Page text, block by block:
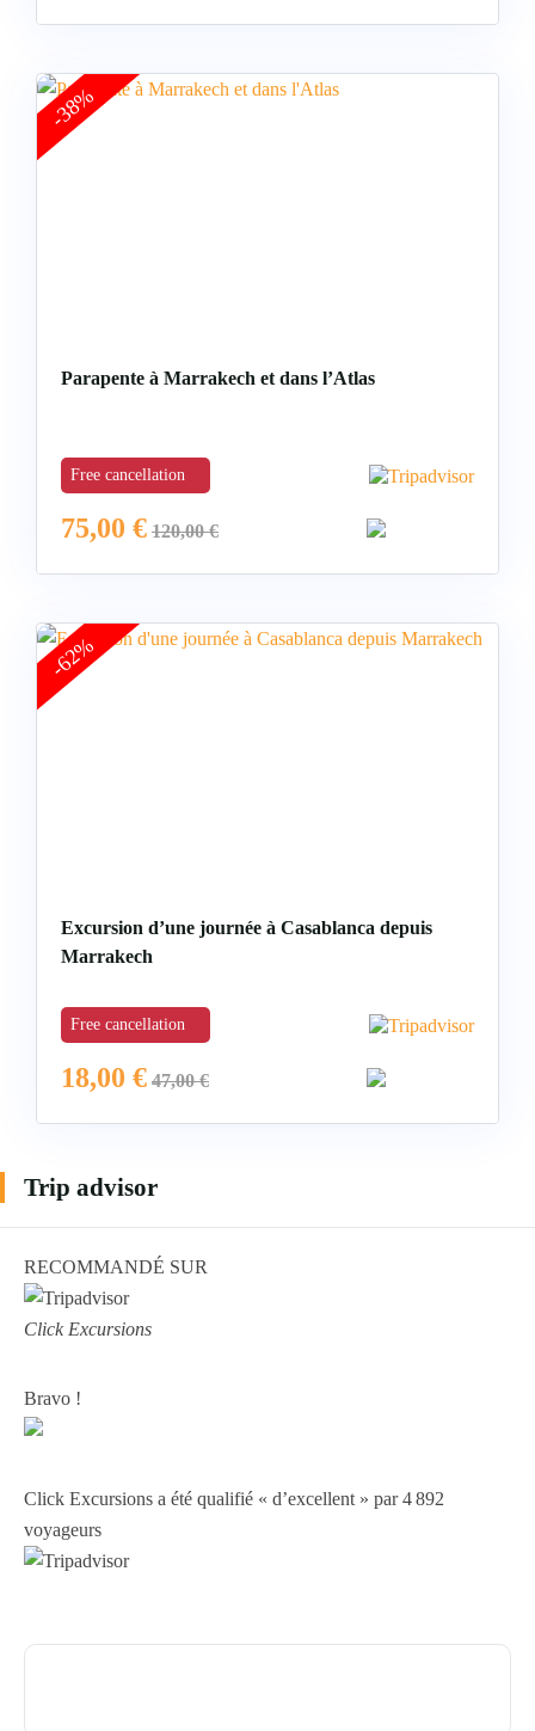
-38%
Parapente à Marrakech et dans l’Atlas
Free cancellation
75,00 € 120,00€
-62%
Excursion d’une journée à Casablanca depuis
Marrakech
Free cancellation
18,00 € 47,00€
Trip advisor
RECOMMANDÉ SUR
Click Excursions
Bravo !
Click Excursions a été qualifié « d’excellent » par 4 892
voyageurs